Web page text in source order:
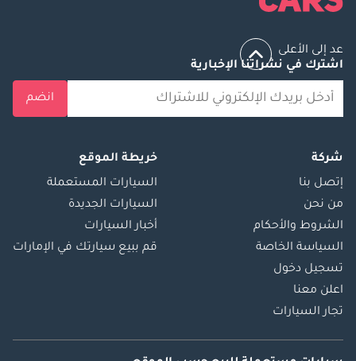
TOPS
AT128 (بمدى 200 م –
الكاميرات: 11 كاميرا
حساسات فوق
رادار موجات
ميليمترية: 1
القيادة الذاتية
والمساعدة
النظام: Xiaomi HAD
المستوى: L2
عد إلى الأعلى
اشترك في نشراتنا الإخبارية
انضم
شركة
إتصل بنا
من نحن
الشروط والأحكام
السياسة الخاصة
تسجيل دخول
اعلن معنا
تجار السيارات
خريطة الموقع
السيارات المستعملة
السيارات الجديدة
أخبار السيارات
قم ببيع سيارتك في الإمارات